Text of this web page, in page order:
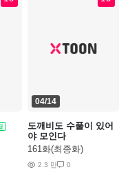
04/14
도깨비도 수풀이 있어
야 모인다
161화(최종화)
2.3 만 0